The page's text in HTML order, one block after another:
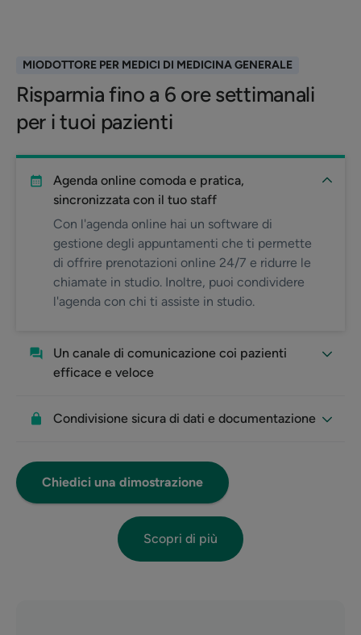
MIODOTTORE PER MEDICI DI MEDICINA GENERALE
Risparmia fino a 6 ore settimanali
per i tuoi pazienti
Agenda online comoda e pratica,
sincronizzata con il tuo staff
Con l'agenda online hai un software di
gestione degli appuntamenti che ti permette
di offrire prenotazioni online 24/7 e ridurre le
chiamate in studio. Inoltre, puoi condividere
l'agenda con chi ti assiste in studio.
Un canale di comunicazione coi pazienti
efficace e veloce
Condivisione sicura di dati e documentazione
Chiedici una dimostrazione
Scopri di più